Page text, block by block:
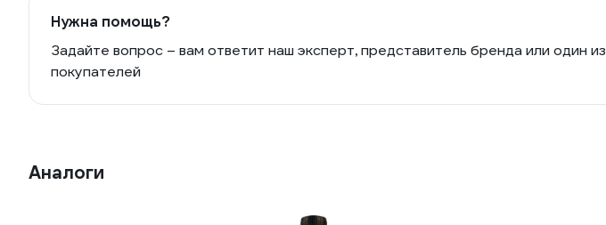
Нужна помощь?
Задайте вопрос – вам ответит наш эксперт, представитель бренда или один из
покупателей
Аналоги